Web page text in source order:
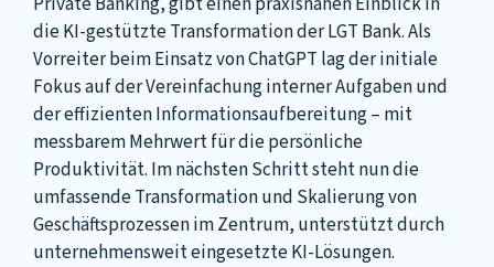
die KI-gestützte Transformation der LGT Bank. Als
Vorreiter beim Einsatz von ChatGPT lag der initiale
Fokus auf der Vereinfachung interner Aufgaben und
der effizienten Informationsaufbereitung – mit
messbarem Mehrwert für die persönliche
Produktivität. Im nächsten Schritt steht nun die
umfassende Transformation und Skalierung von
Geschäftsprozessen im Zentrum, unterstützt durch
unternehmensweit eingesetzte KI-Lösungen.